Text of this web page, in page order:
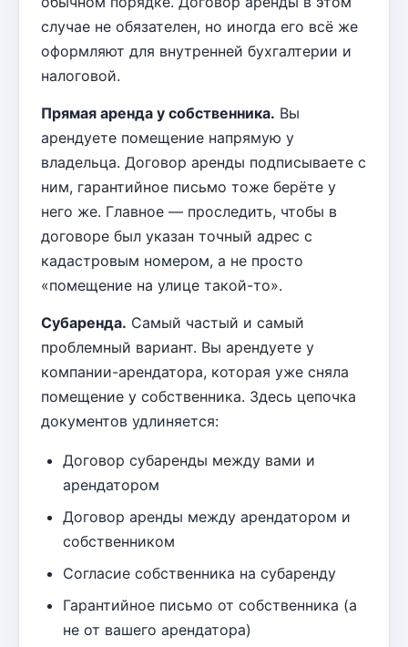
случае не обязателен, но иногда его всё же
оформляют для внутренней бухгалтерии и
налоговой.
Прямая аренда у собственника. Вы
арендуете помещение напрямую у
владельца. Договор аренды подписываете с
ним, гарантийное письмо тоже берёте у
него же. Главное — проследить, чтобы в
договоре был указан точный адрес с
кадастровым номером, а не просто
«помещение на улице такой-то».
Субаренда. Самый частый и самый
проблемный вариант. Вы арендуете у
компании-арендатора, которая уже сняла
помещение у собственника. Здесь цепочка
документов удлиняется:
Договор субаренды между вами и
арендатором
Договор аренды между арендатором и
собственником
Согласие собственника на субаренду
Гарантийное письмо от собственника (а
не от вашего арендатора)